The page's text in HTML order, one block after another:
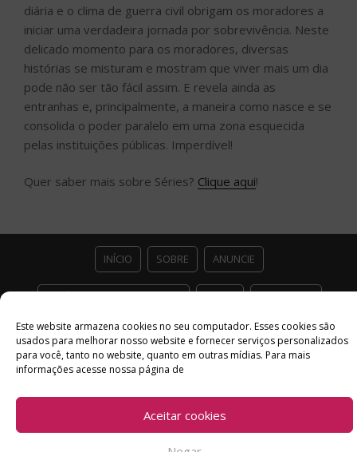
Este website armazena cookies no seu computador. Esses cookies são
usados ​​para melhorar nosso website e fornecer serviços personalizados
para você, tanto no website, quanto em outras mídias. Para mais
informações acesse nossa página de
Aceitar cookies
diária e o clima de guerra civil obrigam os moradores a
iniciar uma verdadeira jornada por sobrevivência. Neste
delicado momento para os moradores, diversas
histórias se misturam e mostram que viver mais um dia
pode não ser tão fácil assim. E revela ainda as
entranhas e, principalmente, a maneira como nasce e se
consolida o poder paralelo em uma zona esquecida
pelas instituições públicas. Imperdível!
Quer saber mais sobre Séries? Clique aqui!
INÍCIO SOBRE ANUNCIE
CONTATO POLÍTICA DE PRIVACIDADE
Facebook
Twitter
Copyright©2026 Acesso Cultural - Arte, Cultura Pop e Entretenimento
Desenvolvido porDel Vieira